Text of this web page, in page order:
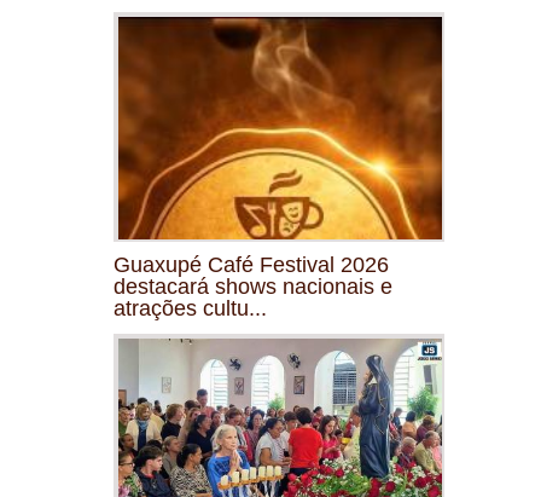
Guaxupé Café Festival 2026
destacará shows nacionais e
atrações cultu...